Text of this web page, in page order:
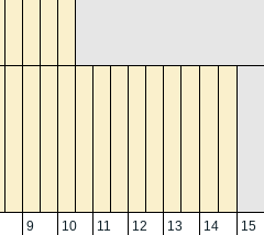
9 10 11 12 13 14 15